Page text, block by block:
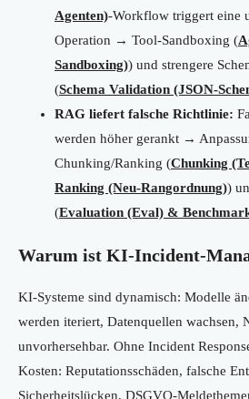
Agenten)-Workflow triggert eine
Operation → Tool-Sandboxing (
Sandboxing)) und strengere
(Schema Validation (JSON-
RAG liefert falsche Richtlinie:
werden höher gerankt →
Chunking/Ranking (Chunking
Ranking (Neu-Rangordnung))
(Evaluation (Eval) &
Warum ist KI-Incident-
KI-Systeme sind dynamisch: Modelle
werden iteriert, Datenquellen wachsen,
unvorhersehbar. Ohne Incident
Kosten: Reputationsschäden, falsche
Sicherheitslücken, DSGVO-